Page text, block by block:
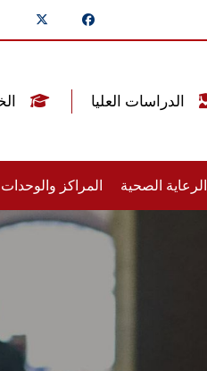
الرعاية الصحية المراكز والوحدات